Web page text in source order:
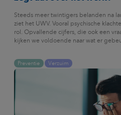
Steeds meer twintigers belanden na
ziet het UWV. Vooral psychische
rol. Opvallende cijfers, die ook een
kijken we voldoende naar wat er
Preventie Verzuim